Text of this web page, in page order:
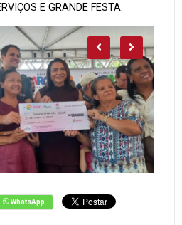
E GRANDE FESTA.